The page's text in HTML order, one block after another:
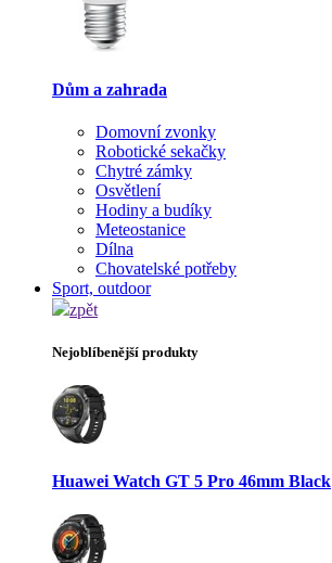
Dům a zahrada
Domovní zvonky
Robotické sekačky
Chytré zámky
Osvětlení
Hodiny a budíky
Meteostanice
Dílna
Chovatelské potřeby
Sport, outdoor
zpět
Nejoblíbenější produkty
Huawei Watch GT 5 Pro 46mm Black